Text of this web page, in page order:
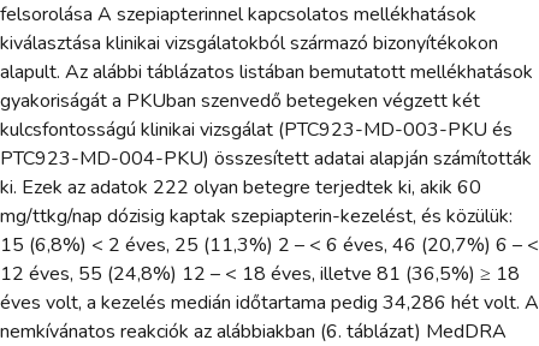
felsorolása A szepiapterinnel kapcsolatos mellékhatások
kiválasztása klinikai vizsgálatokból származó bizonyítékokon
alapult. Az alábbi táblázatos listában bemutatott mellékhatások
gyakoriságát a PKUban szenvedő betegeken végzett két
kulcsfontosságú klinikai vizsgálat (PTC923-MD-003-PKU és
PTC923-MD-004-PKU) összesített adatai alapján számították
ki. Ezek az adatok 222 olyan betegre terjedtek ki, akik 60
mg/ttkg/nap dózisig kaptak szepiapterin-kezelést, és közülük:
15 (6,8%) < 2 éves, 25 (11,3%) 2 – < 6 éves, 46 (20,7%) 6 – <
12 éves, 55 (24,8%) 12 – < 18 éves, illetve 81 (36,5%) ≥ 18
éves volt, a kezelés medián időtartama pedig 34,286 hét volt. A
nemkívánatos reakciók az alábbiakban (6. táblázat) MedDRA